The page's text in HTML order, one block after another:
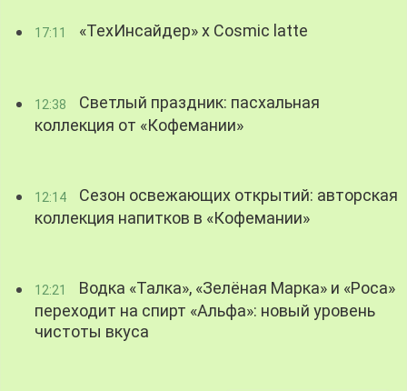
17:11 «ТехИнсайдер» х Cosmic latte
12:38
Светлый праздник: пасхальная
коллекция от «Кофемании»
12:14
Сезон освежающих открытий: авторская
коллекция напитков в «Кофемании»
12:21
Водка «Талка», «Зелёная Марка» и «Роса»
переходит на спирт «Альфа»: новый уровень
чистоты вкуса